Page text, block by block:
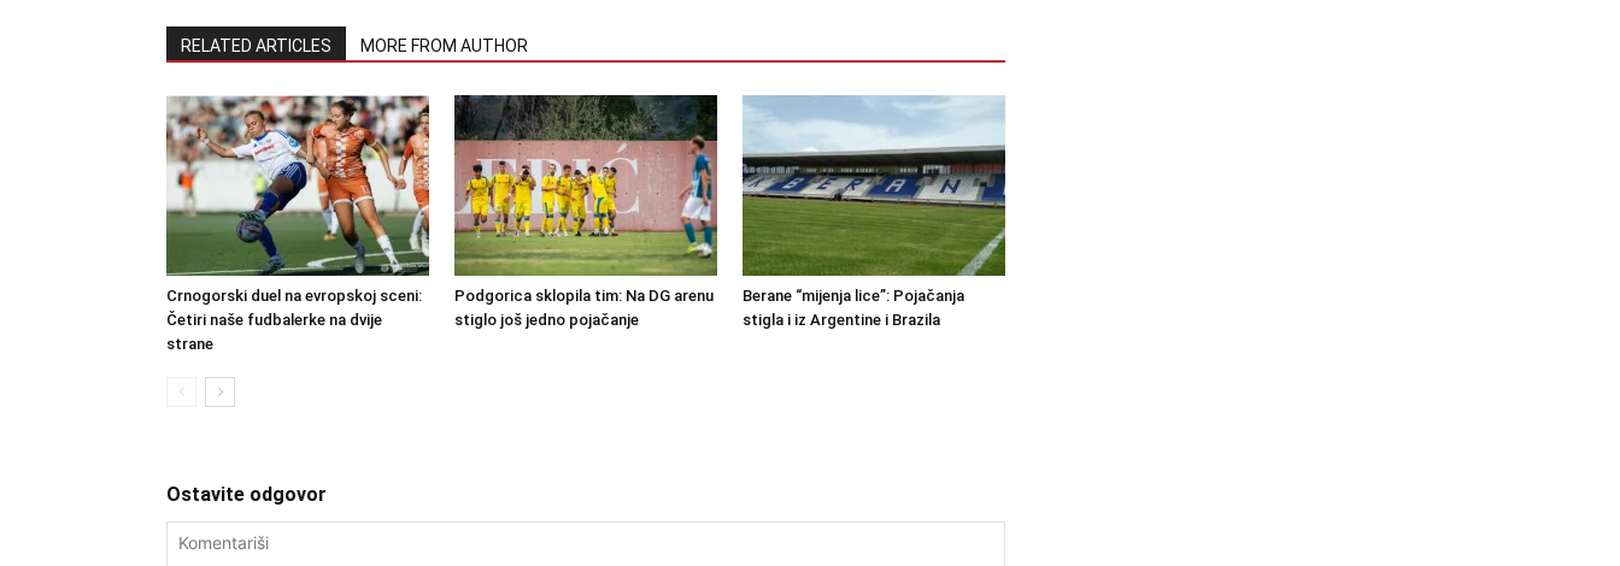
RELATED ARTICLES MORE FROM AUTHOR
Crnogorski duel na evropskoj sceni:
Četiri naše fudbalerke na dvije
strane
Podgorica sklopila tim: Na DG arenu
stiglo još jedno pojačanje
Berane “mijenja lice”: Pojačanja
stigla i iz Argentine i Brazila
Ostavite odgovor